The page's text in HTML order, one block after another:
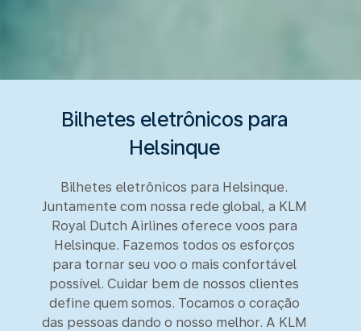
Bilhetes eletrônicos para
Helsinque
Bilhetes eletrônicos para Helsinque.
Juntamente com nossa rede global, a KLM
Royal Dutch Airlines oferece voos para
Helsinque. Fazemos todos os esforços
para tornar seu voo o mais confortável
possível. Cuidar bem de nossos clientes
define quem somos. Tocamos o coração
das pessoas dando o nosso melhor. A KLM